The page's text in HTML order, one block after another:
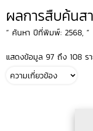
ผลการสืบค้นส
“ ค้นหา ปีที่พิมพ์: 2568, ”
แสดงข้อมูล 97 ถึง 108 ร